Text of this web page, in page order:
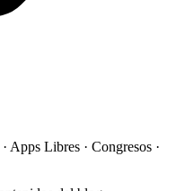
Libres · Congresos ·